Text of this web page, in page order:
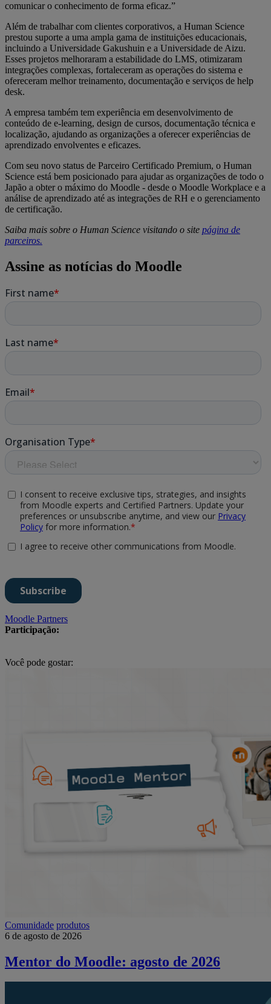
comunicar o conhecimento de forma eficaz.”
Além de trabalhar com clientes corporativos, a Human Science
prestou suporte a uma ampla gama de instituições educacionais,
incluindo a Universidade Gakushuin e a Universidade de Aizu.
Esses projetos melhoraram a estabilidade do LMS, otimizaram
integrações complexas, fortaleceram as operações do sistema e
ofereceram melhor treinamento, documentação e serviços de help
desk.
A empresa também tem experiência em desenvolvimento de
conteúdo de e-learning, design de cursos, documentação técnica e
localização, ajudando as organizações a oferecer experiências de
aprendizado envolventes e eficazes.
Com seu novo status de Parceiro Certificado Premium, o Human
Science está bem posicionado para ajudar as organizações de todo o
Japão a obter o máximo do Moodle - desde o Moodle Workplace e a
análise de aprendizado até as integrações de RH e o gerenciamento
de certificação.
Saiba mais sobre o Human Science visitando o site página de
parceiros.
Assine as notícias do Moodle
Moodle Partners
Participação:
Você pode gostar:
Comunidade produtos
6 de agosto de 2026
Mentor do Moodle: agosto de 2026